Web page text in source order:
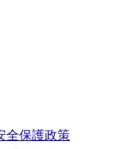
全保護政策